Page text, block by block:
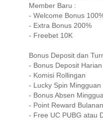
Member Baru :
- Welcome Bonus
- Extra Bonus 200%
- Freebet 10K
Bonus Deposit dan
- Bonus Deposit
- Komisi Rollingan
- Lucky Spin Mingguan
- Bonus Absen
- Point Reward Bulanan
- Free UC PUBG atau